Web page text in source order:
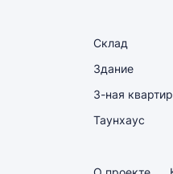
Склад
Здание
3-ная
Таунхаус